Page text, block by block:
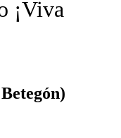
¡Viva